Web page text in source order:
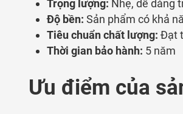
Trọng lượng: Nhẹ, dễ dàng
Độ bền: Sản phẩm có khả
Tiêu chuẩn chất lượng: Đạt
Thời gian bảo hành: 5 năm
Ưu điểm của